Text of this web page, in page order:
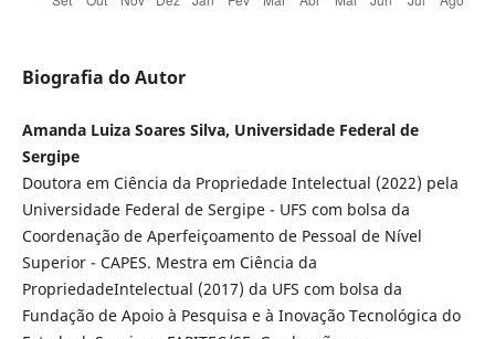
Biografia do Autor
Amanda Luiza Soares Silva, Universidade Federal de
Sergipe
Doutora em Ciência da Propriedade Intelectual (2022) pela
Universidade Federal de Sergipe - UFS com bolsa da
Coordenação de Aperfeiçoamento de Pessoal de Nível
Superior - CAPES. Mestra em Ciência da
PropriedadeIntelectual (2017) da UFS com bolsa da
Fundação de Apoio à Pesquisa e à Inovação Tecnológica do